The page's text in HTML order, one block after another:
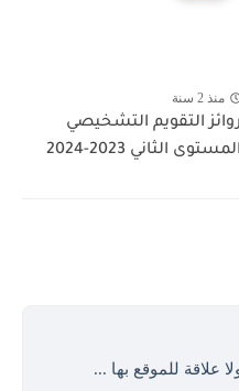
منذ 2 سنة
روائز التقويم التشخيصي
المستوى الثاني 2023-2024
علاقة للموقع بها ...